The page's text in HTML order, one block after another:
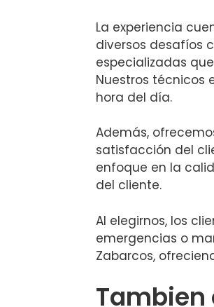
La experiencia
diversos desafíos
especializadas
Nuestros técnicos
hora del día.
Además,
satisfacción del
enfoque en la
del cliente.
Al elegirnos, los
emergencias o
Zabarcos,
Tambien